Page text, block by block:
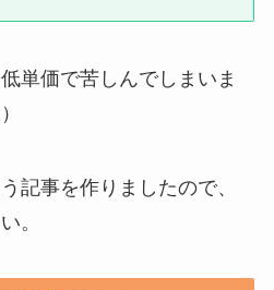
単価で苦しんでしまいま
記事を作りましたので、
。